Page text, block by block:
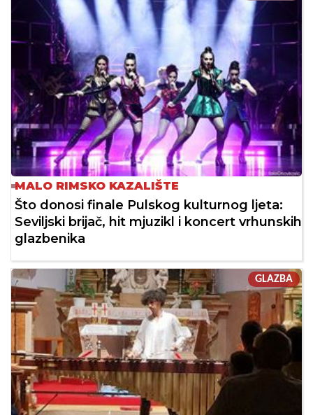
MALO RIMSKO KAZALIŠTE
Što donosi finale Pulskog kulturnog ljeta:
Seviljski brijač, hit mjuzikl i koncert vrhunskih
glazbenika
GLAZBA